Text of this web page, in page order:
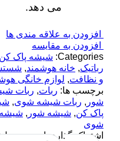
می دهد.
افزودن به علاقه مندی ها
افزودن به مقایسه
Categories: شیشه پاک کن
رباتیک, خانه هوشمند,
و نظافت, لوازم خانگی
برچسب ها: ربات, ربات
شور , ربات شیشه شوی,
پاک کن, شیشه شور , شیشه
شوی
اشتراک گذاری این